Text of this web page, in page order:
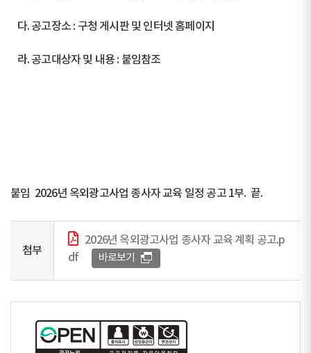
다. 공고장소 : 구청 게시판 및 인터넷 홈페이지
라. 공고대상자 및 내용 : 붙임참조
붙임 2026년 옥외광고사업 종사자 교육 일정 공고 1부. 끝.
첨부
2026년 옥외광고사업 종사자 교육 계획 공고.p
df
바로보기